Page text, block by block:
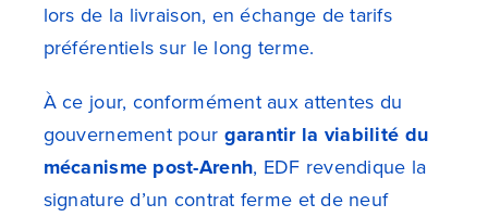
lors de la livraison, en échange de tarifs
préférentiels sur le long terme.
À ce jour, conformément aux attentes du
gouvernement pour garantir la viabilité du
mécanisme post-Arenh, EDF revendique la
signature d’un contrat ferme et de neuf